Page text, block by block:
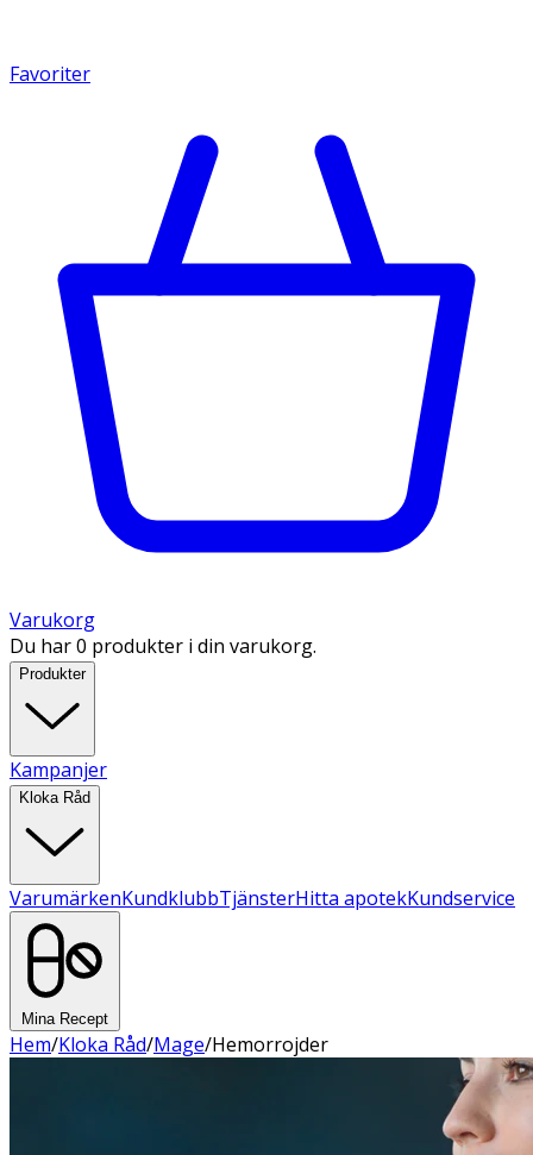
Favoriter
Varukorg
Du har 0 produkter i din varukorg.
Produkter
Kampanjer
Kloka Råd
VarumärkenKundklubbTjänsterHitta apotekKundservice
Mina Recept
Hem/Kloka Råd/Mage/Hemorrojder